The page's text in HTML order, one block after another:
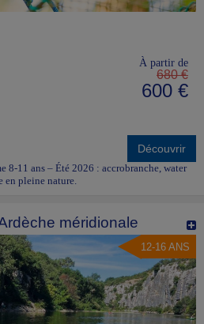
À partir de
680 €
600 €
Découvrir
8-11 ans – Été 2026 : accrobranche, water
en pleine nature.
méridionale
12-16 ANS